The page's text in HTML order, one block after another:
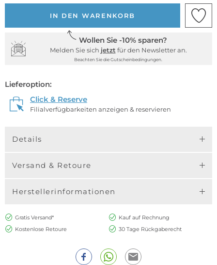
IN DEN WARENKORB
Wollen Sie -10% sparen?
Melden Sie sich jetzt für den Newsletter an.
Beachten Sie die Gutscheinbedingungen.
Lieferoption:
Click & Reserve
Filialverfügbarkeiten anzeigen & reservieren
Details
Versand & Retoure
Herstellerinformationen
Gratis Versand*
Kauf auf Rechnung
Kostenlose Retoure
30 Tage Rückgaberecht